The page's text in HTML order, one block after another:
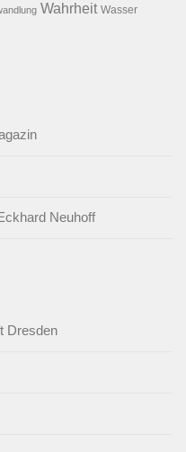
Wahrheit Wasser
Neuhoff
Dresden